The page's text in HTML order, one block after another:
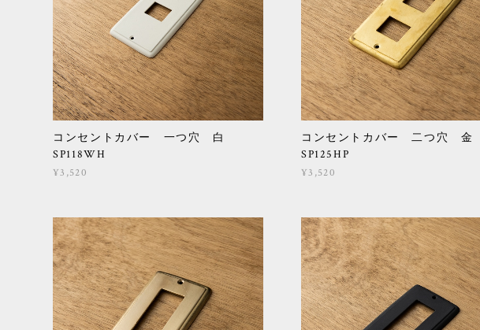
コンセントカバー 一つ穴 白
SP118WH
¥3,520
コンセントカバー 二つ穴 金
SP125HP
¥3,520